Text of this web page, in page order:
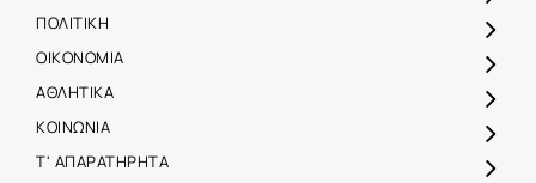
ΠΟΛΙΤΙΚΗ
ΟΙΚΟΝΟΜΙΑ
ΑΘΛΗΤΙΚΑ
ΚΟΙΝΩΝΙΑ
Τ' ΑΠΑΡΑΤΗΡΗΤΑ